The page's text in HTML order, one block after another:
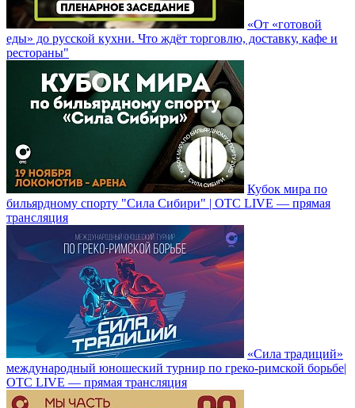
«От «готовой
еды» до русской кухни. Что ждёт торговлю, доставку, кафе и
рестораны"
Кубок мира по
бильярдному спорту "Сила Сибири" | ОТС LIVE — прямая
трансляция
«Сила традиций»
международный юношеский турнир по греко-римской борьбе|
ОТС LIVE — прямая трансляция